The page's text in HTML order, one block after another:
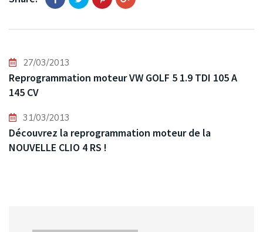
27/03/2013
Reprogrammation moteur VW GOLF 5 1.9 TDI 105 A
145 CV
31/03/2013
Découvrez la reprogrammation moteur de la
NOUVELLE CLIO 4 RS !